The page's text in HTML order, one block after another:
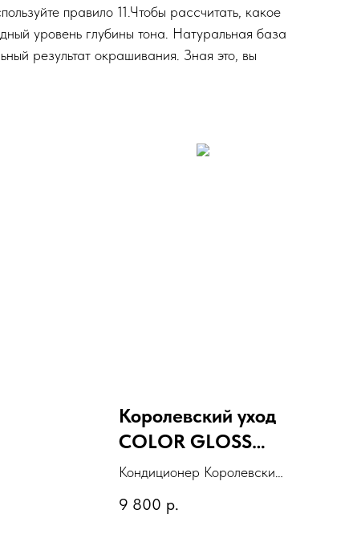
правило 11.Чтобы расcчитать, какое
уровень глубины тона. Натуральная база
результат окрашивания. Зная это, вы
Королевский уход
COLOR GLOSS
PROTECTING, 946
мл
Кондиционер Королевский
PROTECTING, 946 мл
9 800 р.